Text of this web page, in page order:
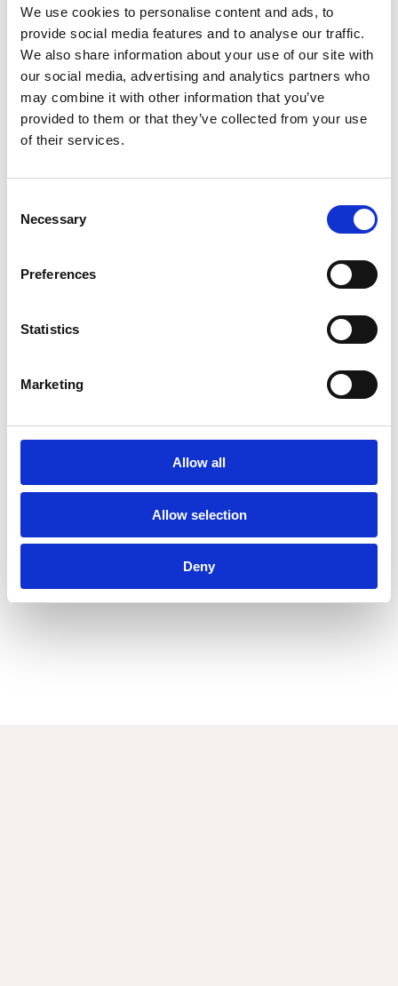
We use cookies to personalise content and ads, to
provide social media features and to analyse our traffic.
We also share information about your use of our site with
our social media, advertising and analytics partners who
may combine it with other information that you’ve
provided to them or that they’ve collected from your use
of their services.
Selection
Necessary
Preferences
Statistics
Marketing
Allow all
Allow selection
Deny